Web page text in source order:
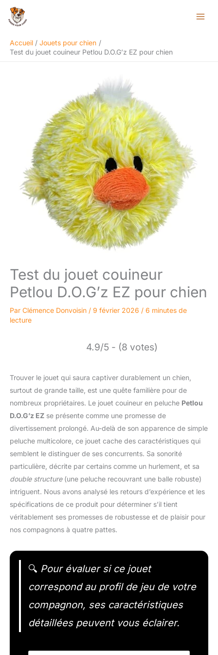
Aller
Accueil
Jouets pour chien
Test du jouet couineur Petlou D.O.G’z EZ pour chien
Test du jouet couineur
Petlou D.O.G’z EZ pour chien
Par Clémence Donvoisin / 9 février 2026 / 6 minutes de
lecture
4.9/5 - (8 votes)
Trouver le jouet qui saura captiver durablement un chien,
surtout de grande taille, est une quête familière pour de
nombreux propriétaires. Le jouet couineur en peluche Petlou
D.O.G’z EZ se présente comme une promesse de
divertissement prolongé. Au-delà de son apparence de simple
peluche multicolore, ce jouet cache des caractéristiques qui
semblent le distinguer de ses concurrents. Sa sonorité
particulière, décrite par certains comme un hurlement, et sa
double structure(une peluche recouvrant une balle robuste)
intriguent. Nous avons analysé les retours d’expérience et les
spécifications de ce produit pour déterminer s’il tient
véritablement ses promesses de robustesse et de plaisir pour
nos compagnons à quatre pattes.
🔍 Pour évaluer si ce jouet
correspond au profil de jeu de votre
compagnon, ses caractéristiques
détaillées peuvent vous éclairer.
Rechercher